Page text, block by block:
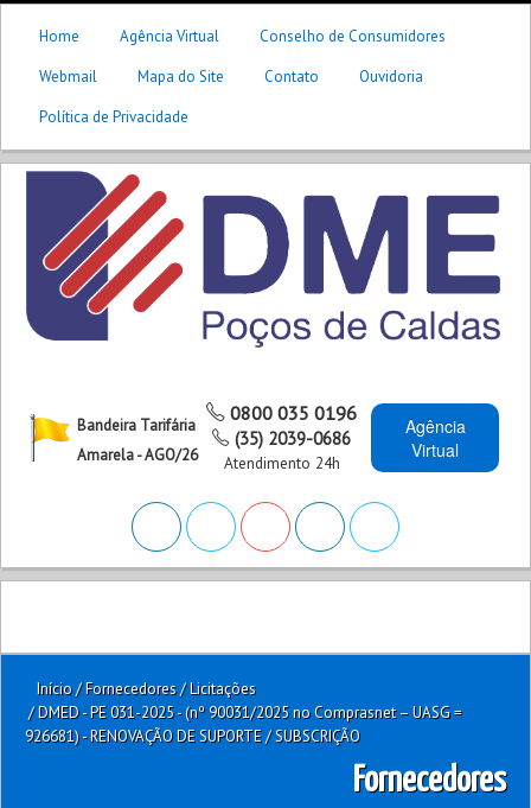
Home Agência Virtual
Conselho de Consumidores
Webmail
Mapa do Site Contato
Ouvidoria
Política de Privacidade
Bandeira Tarifária
Amarela - AGO/26
0800 035 0196
(35) 2039-0686
Atendimento 24h
Agência
Virtual
Início/Fornecedores/Licitações
/DMED - PE 031-2025 - (nº 90031/2025 no Comprasnet – UASG =
926681) - RENOVAÇÃO DE SUPORTE / SUBSCRIÇÃO
Fornecedores